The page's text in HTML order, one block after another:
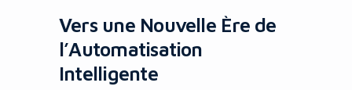
Vers une Nouvelle Ère de
l’Automatisation
Intelligente